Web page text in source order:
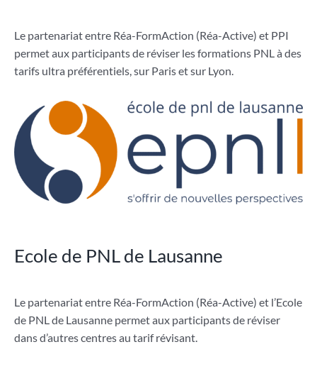
Le partenariat entre Réa-FormAction (Réa-Active) et PPI
permet aux participants de réviser les formations PNL à des
tarifs ultra préférentiels, sur Paris et sur Lyon.
Ecole de PNL de Lausanne
Le partenariat entre Réa-FormAction (Réa-Active) et l’Ecole
de PNL de Lausanne permet aux participants de réviser
dans d’autres centres au tarif révisant.